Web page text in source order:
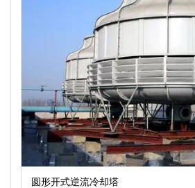
圆形开式逆流冷却塔